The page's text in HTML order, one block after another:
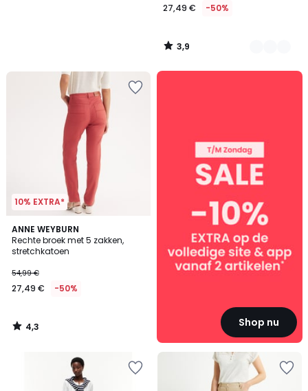
27,49 € -50%
3,9
/
10% EXTRA*
ANNE WEYBURN
Rechte broek met 5 zakken,
stretchkatoen
54,99 €
27,49 € -50%
4,3
/ 5
4,3
/
Shop nu
SALE
artikelen*